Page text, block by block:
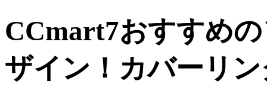
CCmart7おすすめ
ザイン！カバーリ